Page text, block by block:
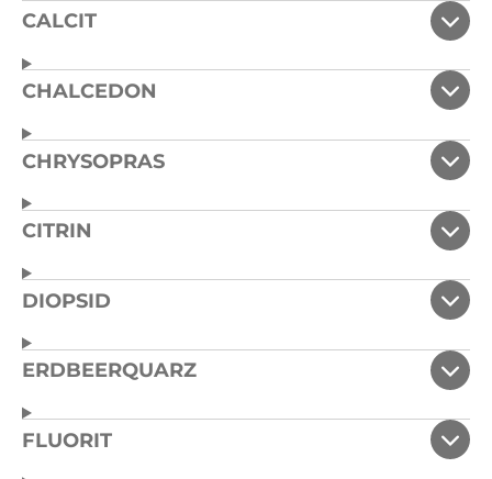
CALCIT
CHALCEDON
CHRYSOPRAS
CITRIN
DIOPSID
ERDBEERQUARZ
FLUORIT